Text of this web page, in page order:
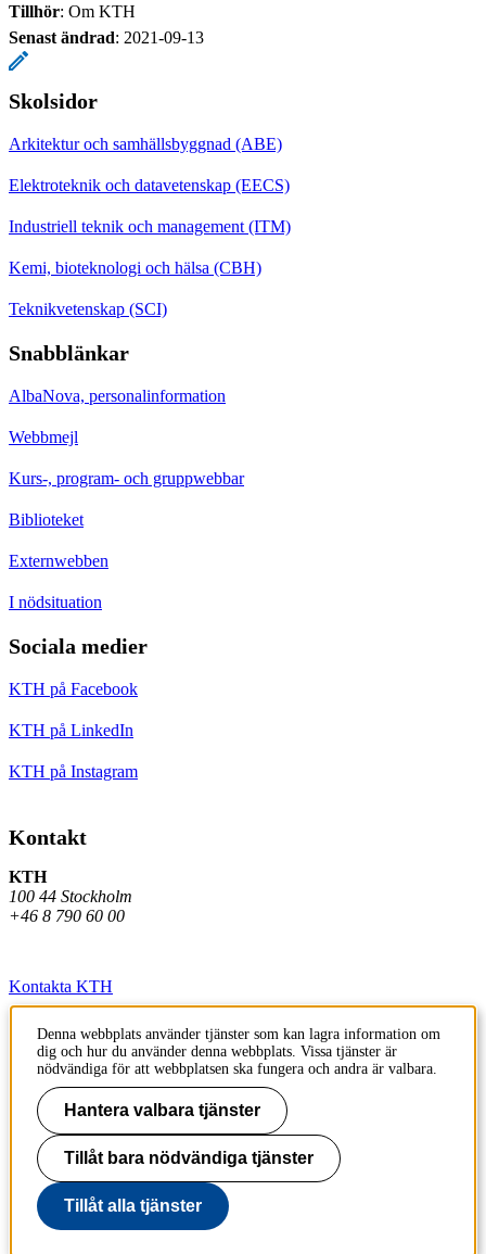
Tillhör: Om KTH
Senast ändrad: 2021-09-13
Skolsidor
Arkitektur och samhällsbyggnad (ABE)
Elektroteknik och datavetenskap (EECS)
Industriell teknik och management (ITM)
Kemi, bioteknologi och hälsa (CBH)
Teknikvetenskap (SCI)
Snabblänkar
AlbaNova, personalinformation
Webbmejl
Kurs-, program- och gruppwebbar
Biblioteket
Externwebben
I nödsituation
Sociala medier
KTH på Facebook
KTH på LinkedIn
KTH på Instagram
Kontakt
KTH
100 44 Stockholm
+46 8 790 60 00
Kontakta KTH
Jobba på KTH
Press och media
Faktura och betalning KTH
Om KTH:s webbplatser
Tillgänglighetsredogörelse
Denna webbplats använder tjänster som kan lagra information om
dig och hur du använder denna webbplats. Vissa tjänster är
nödvändiga för att webbplatsen ska fungera och andra är valbara.
Hantera valbara tjänster
Tillåt bara nödvändiga tjänster
Tillåt alla tjänster